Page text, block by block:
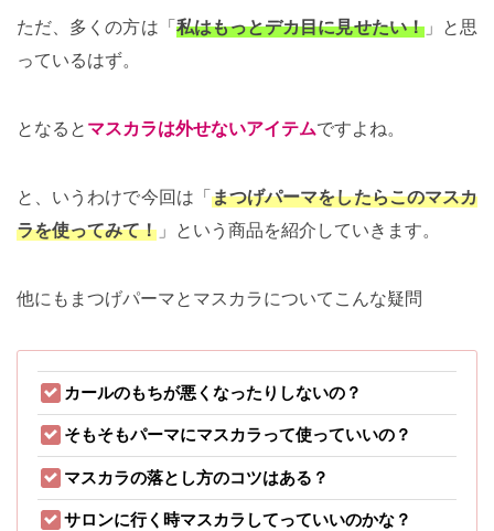
ただ、多くの方は「私はもっとデカ目に見せたい！」と思
っているはず。
となると マスカラは外せないアイテムですよね。
と、いうわけで今回は「まつげパーマをしたらこのマスカ
ラを使ってみて！ 」という商品を紹介していきます。
他にもまつげパーマとマスカラについてこんな疑問
カールのもちが悪くなったりしないの？
そもそもパーマにマスカラって使っていいの？
マスカラの落とし方のコツはある？
サロンに行く時マスカラしてっていいのかな？